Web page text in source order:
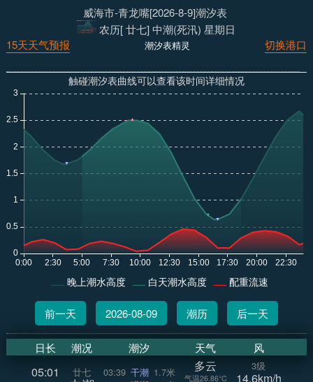
威海市-青龙嘴[2026-8-9]潮汐表
农历[ 廿七] 中潮(死汛) 星期日
切换港口
潮汐表精灵
15天天气预报
触碰潮汐表曲线可以查看该时间详细情况
晚上潮水高度 白天潮水高度 配重流速
前一天 2026-08-09 潮历 后一天
日长 潮况 潮汐 天气 风
05:01 廿七 03:39 干潮 1.7米
多云
气温26.86°C
3级
14.6km/h